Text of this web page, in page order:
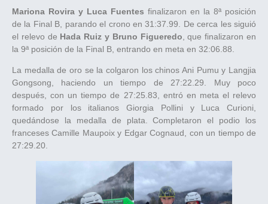
Mariona Rovira y Luca Fuentes finalizaron en la 8ª posición
de la Final B, parando el crono en 31:37.99. De cerca les siguió
el relevo de Hada Ruiz y Bruno Figueredo , que finalizaron en
la 9ª posición de la Final B, entrando en meta en 32:06.88.
La medalla de oro se la colgaron los chinos Ani Pumu y Langjia
Gongsong, haciendo un tiempo de 27:22.29. Muy poco
después, con un tiempo de 27:25.83, entró en meta el relevo
formado por los italianos Giorgia Pollini y Luca Curioni,
quedándose la medalla de plata. Completaron el podio los
franceses Camille Maupoix y Edgar Cognaud, con un tiempo de
27:29.20.